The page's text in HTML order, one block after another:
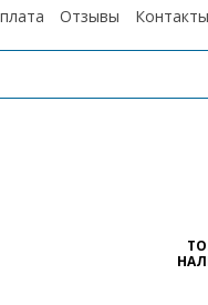
Отзывы Контакты